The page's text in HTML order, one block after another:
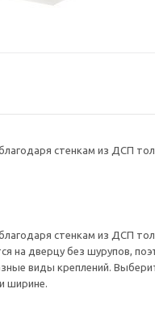
стенкам из ДСП
стенкам из ДСП
на дверцу без шурупов,
виды креплений.
ширине.